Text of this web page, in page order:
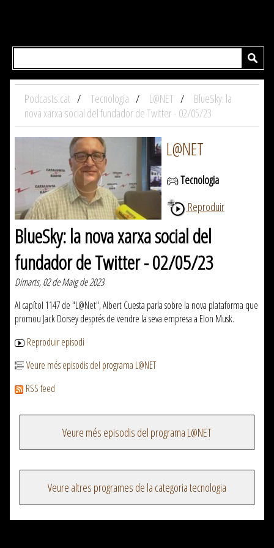
Podcasts.cat Tecnologia L@NET
BlueSky: la
nova xarxa social del fundador de Twitter - 02/05/23
L@NET
Tecnologia
Reproduir
BlueSky: la nova xarxa social del
fundador de Twitter - 02/05/23
Dimarts, 02 de Maig de 2023
Al capítol 1147 de "L@Net", Albert Cuesta parla sobre la nova plataforma que
promou Jack Dorsey després de vendre la seva empresa a Elon Musk.
Reproduir episodi
Veure més episodis del programa L@NET
RSS feed
Veure més episodis del programa L@NET
Veure altres programes de la categoria tecnologia